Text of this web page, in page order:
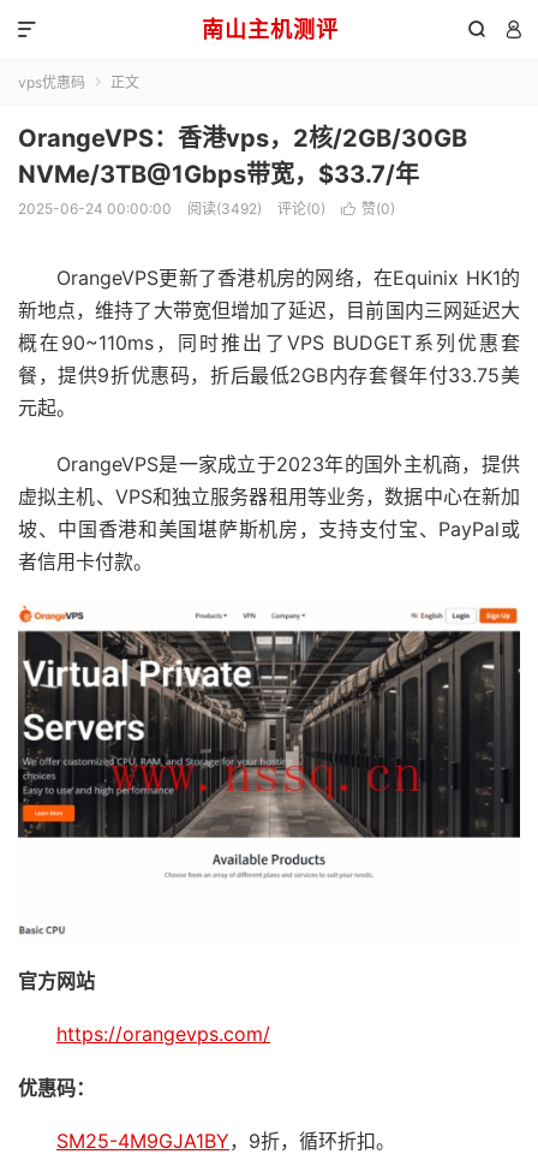
南山主机测评  

vps优惠码  正文
OrangeVPS：香港vps，2核/2GB/30GB
NVMe/3TB@1Gbps带宽，$33.7/年
2025-06-24 00:00:00 阅读(3492) 评论(0)  赞(0)
OrangeVPS更新了香港机房的网络，在Equinix HK1的
新地点，维持了大带宽但增加了延迟，目前国内三网延迟大
概在90~110ms，同时推出了VPS BUDGET系列优惠套
餐，提供9折优惠码，折后最低2GB内存套餐年付33.75美
元起。
OrangeVPS是一家成立于2023年的国外主机商，提供
虚拟主机、VPS和独立服务器租用等业务，数据中心在新加
坡、中国香港和美国堪萨斯机房，支持支付宝、PayPal或
者信用卡付款。
官方网站
https://orangevps.com/
优惠码：
SM25-4M9GJA1BY，9折，循环折扣。